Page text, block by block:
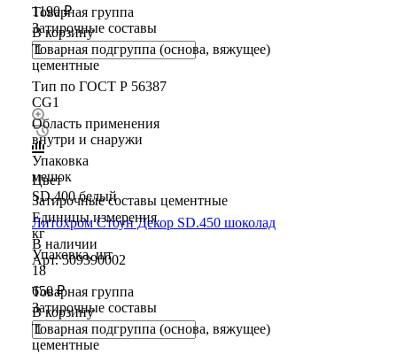
Товарная группа
Затирочные составы
Товарная подгруппа (основа, вяжущее)
цементные
Тип по ГОСТ Р 56387
CG1
Область применения
внутри и снаружи
Упаковка
мешок
Цвет
SD.400 белый
Единицы измерения
кг
Упаковка, шт
18
Товарная группа
Затирочные составы
Товарная подгруппа (основа, вяжущее)
цементные
1190 ₽
В корзину
Затирочные составы цементные
Литохром Стоун Декор SD.450 шоколад
В наличии
Арт.509390002
650 ₽
В корзину